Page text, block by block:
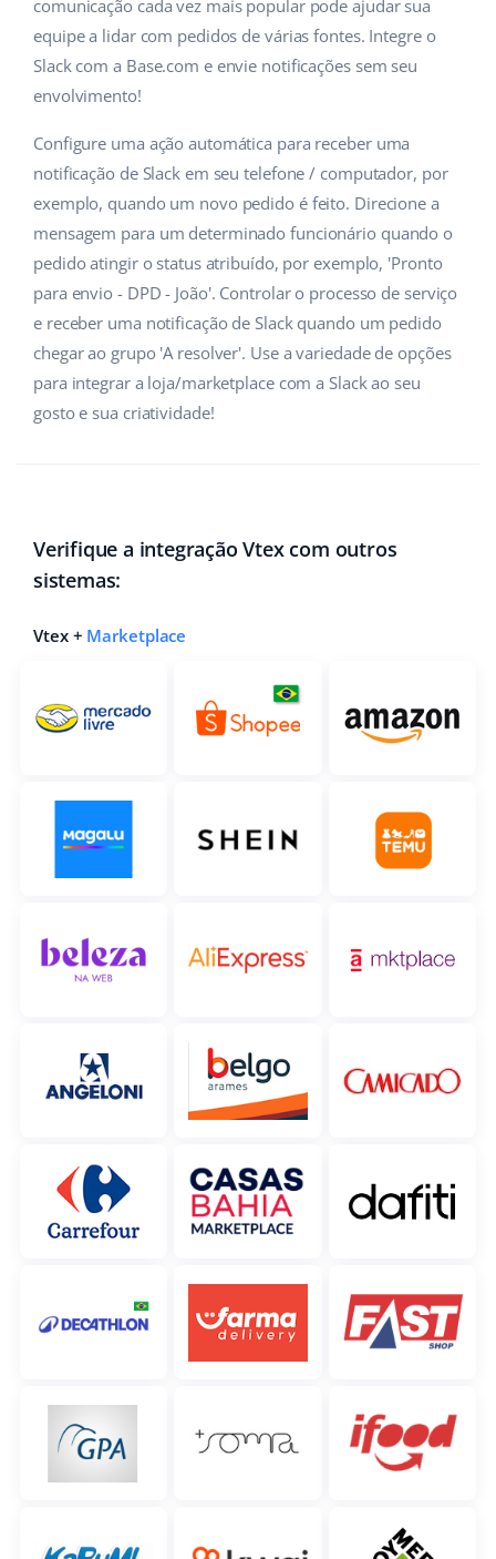
Gestão de Envios
Automação do fluxo de trabalho
Base Connect
IA para ecommerce
Base Analytics
Casa e jardim
Produtos infantis
Peças automotivas
Supermercado
Saúde e beleza
Ajuda
Academy
Serviços
Auditoria de contas
Outros
Casos de Sucesso
Calculadora de benefícios
Contato
english (US)
english (GB)
čeština
deutsch
Ελληνικά
español (AR)
español (MX)
português (BR)
română
comunicação cada vez mais popular pode ajudar sua
equipe a lidar com pedidos de várias fontes. Integre o
Slack com a Base.com e envie notificações sem seu
envolvimento!
Configure uma ação automática para receber uma
notificação de Slack em seu telefone / computador, por
exemplo, quando um novo pedido é feito. Direcione a
mensagem para um determinado funcionário quando o
pedido atingir o status atribuído, por exemplo, 'Pronto
para envio - DPD - João'. Controlar o processo de serviço
e receber uma notificação de Slack quando um pedido
chegar ao grupo 'A resolver'. Use a variedade de opções
para integrar a loja/marketplace com a Slack ao seu
gosto e sua criatividade!
Verifique a integração Vtex com outros
sistemas:
Vtex + Marketplace